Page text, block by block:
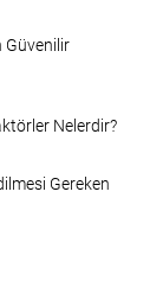
Güvenilir
Nelerdir?
Gereken